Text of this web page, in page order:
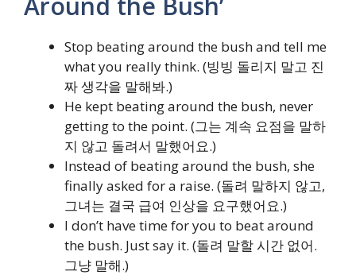
Stop beating around the bush and tell me
what you really think. (빙빙 돌리지 말고 진
짜 생각을 말해봐.)
He kept beating around the bush, never
getting to the point. (그는 계속 요점을 말하
지 않고 돌려서 말했어요.)
Instead of beating around the bush, she
finally asked for a raise. (돌려 말하지 않고,
그녀는 결국 급여 인상을 요구했어요.)
I don’t have time for you to beat around
the bush. Just say it. (돌려 말할 시간 없어.
그냥 말해.)